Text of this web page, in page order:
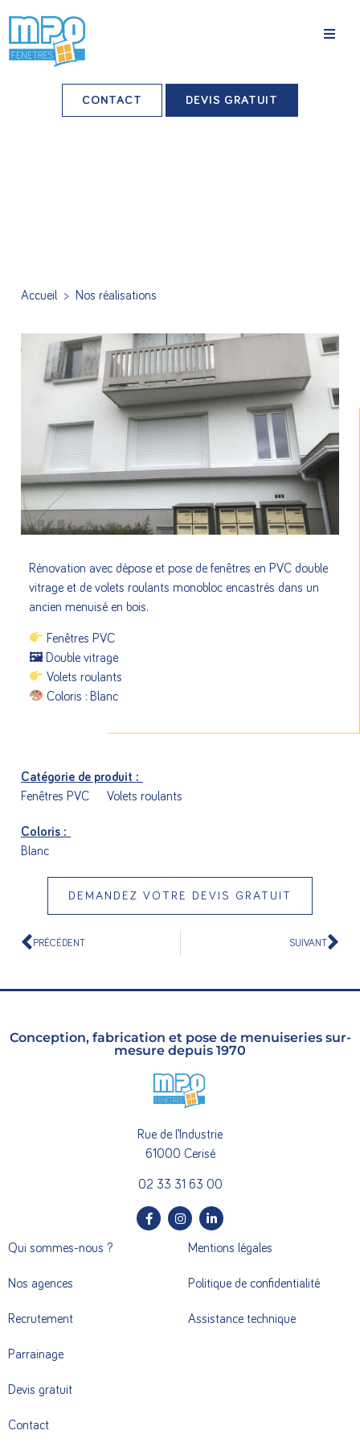
Nos agences
Nos produits
CONTACT DEVIS GRATUIT
Accueil > Nos réalisations
Rénovation avec dépose et pose de fenêtres en PVC double
vitrage et de volets roulants monobloc encastrés dans un
ancien menuisé en bois.
Fenêtres PVC
🖼 Double vitrage
Volets roulants
Coloris : Blanc
Catégorie de produit :
Fenêtres PVC
Volets roulants
Coloris :
Blanc
DEMANDEZ VOTRE DEVIS GRATUIT
PRÉCÉDENT SUIVANT
Conception, fabrication et pose de menuiseries sur-
mesure depuis 1970
Rue de l’Industrie
61000 Cerisé
02 33 31 63 00
Qui sommes-nous ?
Nos agences
Recrutement
Parrainage
Devis gratuit
Contact
Mentions légales
Politique de confidentialité
Assistance technique